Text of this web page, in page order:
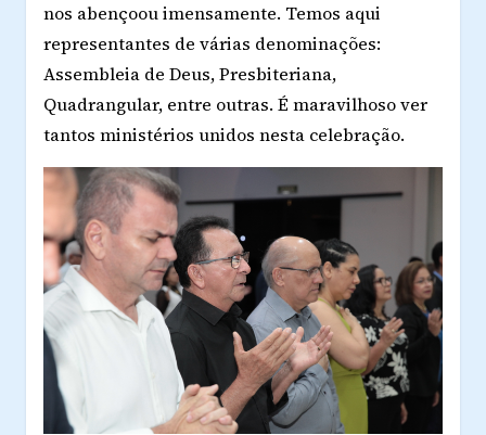
nos abençoou imensamente. Temos aqui
representantes de várias denominações:
Assembleia de Deus, Presbiteriana,
Quadrangular, entre outras. É maravilhoso ver
tantos ministérios unidos nesta celebração.